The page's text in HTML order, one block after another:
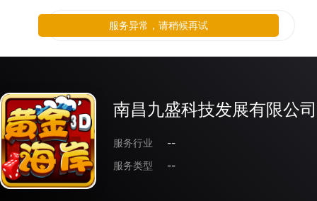
南昌九盛科技发展有限公司
服务行业
--
服务类型
--
服务异常，请稍候再试